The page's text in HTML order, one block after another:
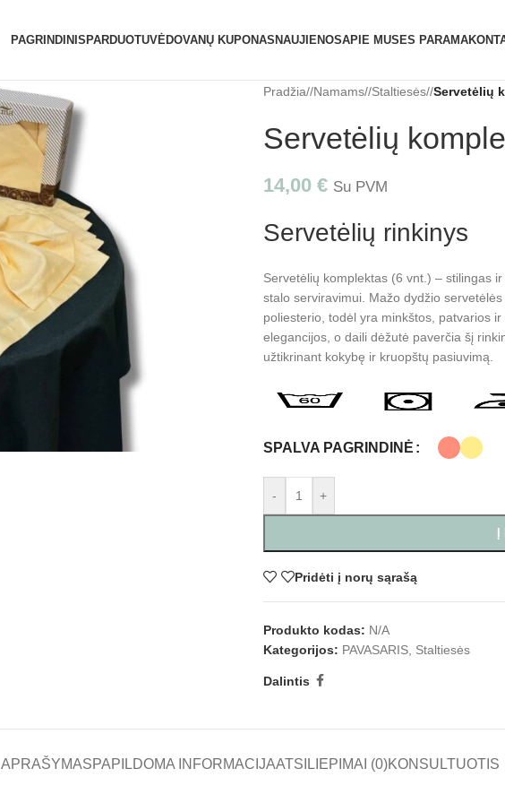
PAGRINDINIS PARDUOTUVĖDOVANŲ KUPONAS NAUJIENOSAPIE MUS ES PARAMA
Pradžia/ Namams/ Staltiesės/ Servetėlių
Servetėlių
14,00 € Su PVM
Servetėlių rinkinys
Servetėlių komplektas (6 vnt.) – stilingas
stalo serviravimui. Mažo dydžio
poliesterio, todėl yra minkštos, patvarios
elegancijos, o daili dėžutė paverčia šį
užtikrinant kokybę ir kruopštų pasiuvimą.
SPALVA PAGRINDINĖ
- +
Pridėti į norų sąrašą
Produkto kodas: N/A
Kategorijos: PAVASARIS, Staltiesės
Dalintis
APRAŠYMASPAPILDOMA INFORMACIJAATSILIEPIMAI (0)KONSULTUOTIS